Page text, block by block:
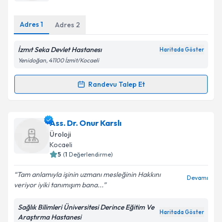
Kişisel verilerimin işlenmesine ilişkin
kapsamda işlenmesini kabul ediyorum.
Adres 1 Adres 2
İzmıt Seka Devlet Hastanesı Haritada Göster
Yenidoğan, 41100 İzmit/Kocaeli
Randevu Talep Et
Randevu Takvimi Talebi
Uzm. Dr. Murat Öztürkler
talebi oluşturun. Size bu uzmandan randevu almanız
için bir takvim hazırlandığında e-posta ile
bilgilendireceğiz.
E-posta Adresiniz
Ass. Dr. Onur Karslı
Üroloji
Kocaeli
5 (1 Değerlendirme)
Tam anlamıyla işinin uzmanı mesleğinin Hakkını
veriyor iyiki tanımışım bana...
Devamı
Sağlık Bilimleri Üniversitesi Derince Eğitim Ve
Araştırma Hastanesi
Haritada Göster